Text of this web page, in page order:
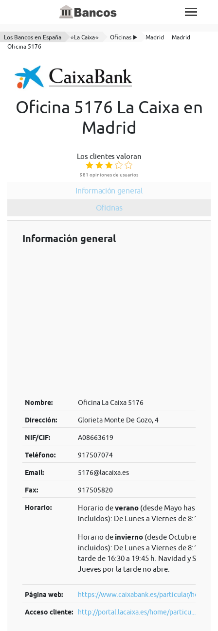
Los Bancos en España ⭐La Caixa⭐ Oficinas ▶️ Madrid
Madrid
Oficina 5176
Oficina 5176 La Caixa en
Madrid
Los clientes valoran
981 opiniones de usuarios
Información general
Oficinas
Información general
Nombre: Oficina La Caixa 5176
Dirección: Glorieta Monte De Gozo, 4
NIF/CIF: A08663619
Teléfono: 917507074
Email: 5176@lacaixa.es
Fax: 917505820
Horario: Horario deverano(desde Mayo hasta
incluidos): De Lunes a Viernes de 8:15 a
Horario de invierno(desde Octubre hasta
incluidos): De Lunes a Viernes de 8:15 a
tarde de 16:30 a 19:45 h. Navidad y
Jueves por la tarde no abre.
Página web: https://www.caixabank.es/particular/home/
Acceso cliente: http://portal.lacaixa.es/home/particu...